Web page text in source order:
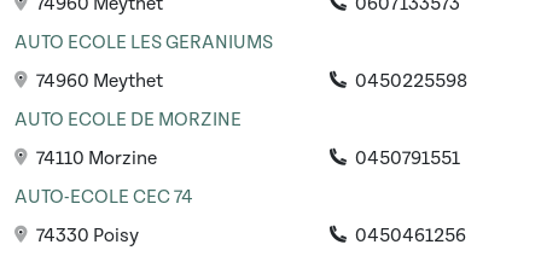
AUTO ECOLE LES GERANIUMS
74960 Meythet
0450225598
AUTO ECOLE DE MORZINE
74110 Morzine
0450791551
AUTO-ECOLE CEC 74
74330 Poisy
0450461256